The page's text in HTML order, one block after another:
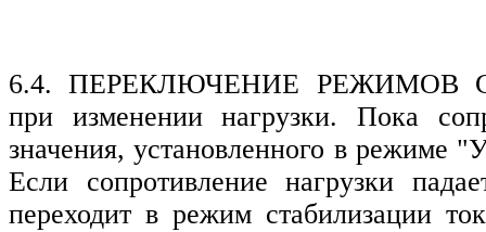
6.4. ПЕРЕКЛЮЧЕНИЕ РЕЖИМОВ
при изменении нагрузки. Пока
значения, установленного в
Если сопротивление нагрузки
переходит в режим стабилизации